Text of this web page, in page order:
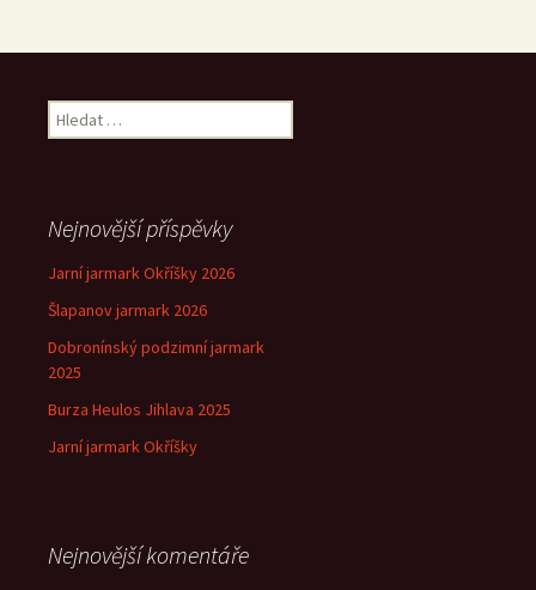
Vyhledávání
Nejnovější příspěvky
Jarní jarmark Okříšky 2026
Šlapanov jarmark 2026
Dobronínský podzimní jarmark
2025
Burza Heulos Jihlava 2025
Jarní jarmark Okříšky
Nejnovější komentáře